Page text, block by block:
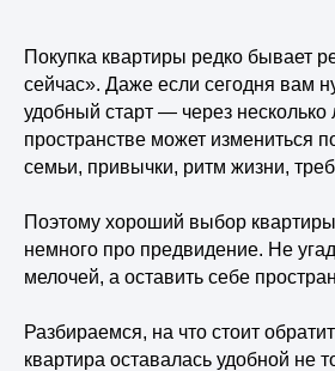
Покупка квартиры редко бывает
сейчас». Даже если сегодня вам
удобный старт — через несколько
пространстве может измениться
семьи, привычки, ритм жизни,
Поэтому хороший выбор
немного про предвидение. Не
мелочей, а оставить себе
Разбираемся, на что стоит
квартира оставалась удобной не